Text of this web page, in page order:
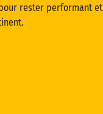
rester performant et